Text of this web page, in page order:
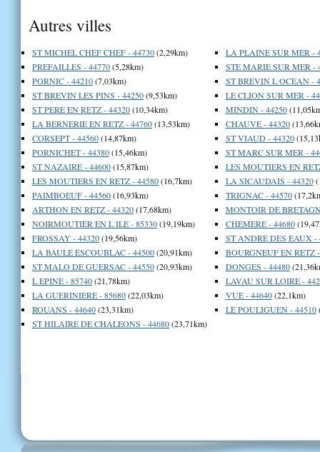
Autres villes
ST MICHEL CHEF CHEF - 44730(2,29km)
PREFAILLES - 44770(5,28km)
PORNIC - 44210(7,03km)
ST BREVIN LES PINS - 44250(9,53km)
ST PERE EN RETZ - 44320(10,34km)
LA BERNERIE EN RETZ - 44760(13,53km)
CORSEPT - 44560(14,87km)
PORNICHET - 44380(15,46km)
ST NAZAIRE - 44600(15,87km)
LES MOUTIERS EN RETZ - 44580(16,7km)
PAIMBOEUF - 44560(16,93km)
ARTHON EN RETZ - 44320(17,68km)
NOIRMOUTIER EN L ILE - 85330(19,19km)
FROSSAY - 44320(19,56km)
LA BAULE ESCOUBLAC - 44500(20,91km)
ST MALO DE GUERSAC - 44550(20,93km)
L EPINE - 85740(21,78km)
LA GUERINIERE - 85680(22,03km)
ROUANS - 44640(23,31km)
ST HILAIRE DE CHALEONS - 44680(23,71km)
LA PLAINE SUR MER -
STE MARIE SUR MER -
ST BREVIN L OCEAN -
LE CLION SUR MER -
MINDIN - 44250
CHAUVE - 44320
ST VIAUD - 44320
ST MARC SUR MER -
LES MOUTIERS EN
LA SICAUDAIS - 44320
TRIGNAC - 44570
MONTOIR DE
CHEMERE - 44680
ST ANDRE DES EAUX -
BOURGNEUF EN RETZ
DONGES - 44480
LAVAU SUR LOIRE -
VUE - 44640(22,1km)
LE POULIGUEN - 44510